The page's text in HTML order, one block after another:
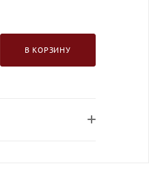
В КОРЗИНУ